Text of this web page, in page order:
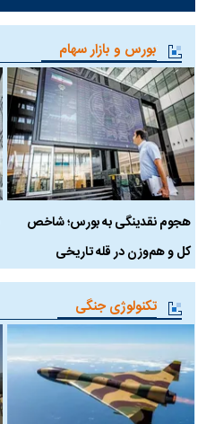
بورس و بازار سهام
هجوم نقدینگی به بورس؛ شاخص
کل و هم‌وزن در قله تاریخی
تکنولوژی جنگی